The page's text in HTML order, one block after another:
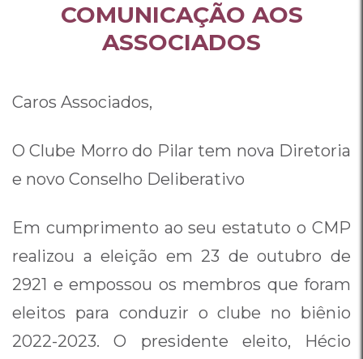
COMUNICAÇÃO AOS
ASSOCIADOS
Caros Associados,
O Clube Morro do Pilar tem nova Diretoria
e novo Conselho Deliberativo
Em cumprimento ao seu estatuto o CMP
realizou a eleição em 23 de outubro de
2921 e empossou os membros que foram
eleitos para conduzir o clube no biênio
2022-2023. O presidente eleito, Hécio